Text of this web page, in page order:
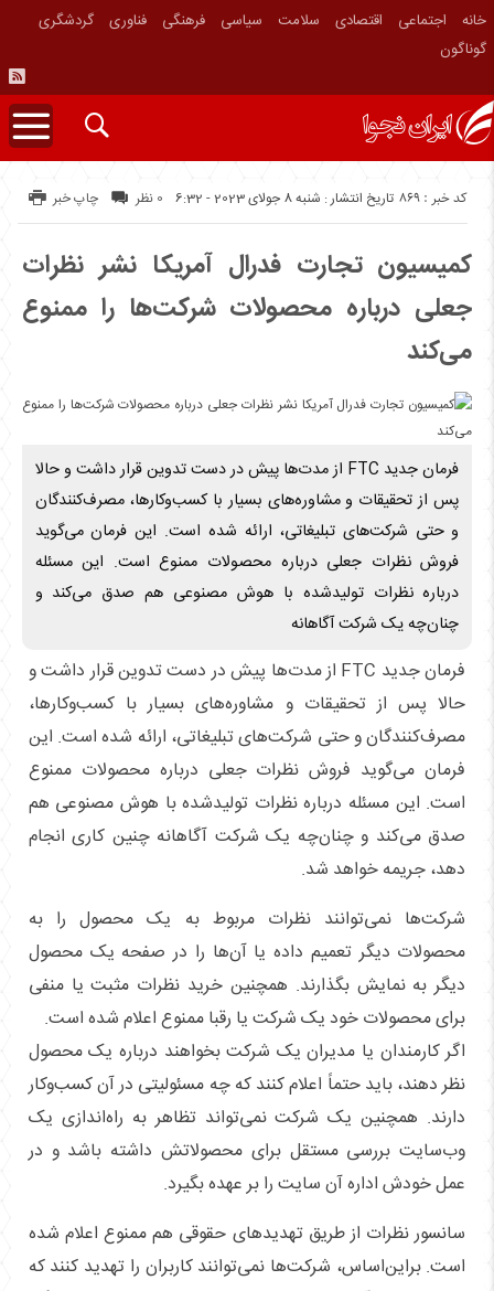
خانه اجتماعی اقتصادی سلامت سیاسی فرهنگی فناوری
گردشگری
گوناگون
تاریخ انتشار : شنبه 8 جولای 2023 - 6:32 کد خبر : 869 چاپ خبر 0 نظر
کمیسیون تجارت فدرال آمریکا نشر نظرات
جعلی درباره محصولات شرکت‌ها را ممنوع
می‌کند
فرمان جدید FTC از مدت‌ها پیش در دست تدوین قرار داشت و حالا
پس از تحقیقات و مشاوره‌های بسیار با کسب‌وکارها، مصرف‌کنندگان
و حتی شرکت‌های تبلیغاتی، ارائه شده است. این فرمان می‌گوید
فروش نظرات جعلی درباره محصولات ممنوع است. این مسئله
درباره نظرات تولیدشده با هوش مصنوعی هم صدق می‌کند و
چنان‌چه یک شرکت آگاهانه
فرمان جدید FTC از مدت‌ها پیش در دست تدوین قرار داشت و
حالا پس از تحقیقات و مشاوره‌های بسیار با کسب‌وکارها،
مصرف‌کنندگان و حتی شرکت‌های تبلیغاتی، ارائه شده است. این
فرمان می‌گوید فروش نظرات جعلی درباره محصولات ممنوع
است. این مسئله درباره نظرات تولیدشده با هوش مصنوعی هم
صدق می‌کند و چنان‌چه یک شرکت آگاهانه چنین کاری انجام
دهد، جریمه خواهد شد.
شرکت‌ها نمی‌توانند نظرات مربوط به یک محصول را به
محصولات دیگر تعمیم داده یا آن‌ها را در صفحه یک محصول
دیگر به نمایش بگذارند. همچنین خرید نظرات مثبت یا منفی
برای محصولات خود یک شرکت یا رقبا ممنوع اعلام شده است.
اگر کارمندان یا مدیران یک شرکت بخواهند درباره یک محصول
نظر دهند، باید حتماً اعلام کنند که چه مسئولیتی در آن کسب‌وکار
دارند. همچنین یک شرکت نمی‌تواند تظاهر به راه‌اندازی یک
وب‌سایت بررسی مستقل برای محصولاتش داشته باشد و در
عمل خودش اداره آن سایت را بر عهده بگیرد.
سانسور نظرات از طریق تهدیدهای حقوقی هم ممنوع اعلام شده
است. براین‌اساس، شرکت‌ها نمی‌توانند کاربران را تهدید کنند که